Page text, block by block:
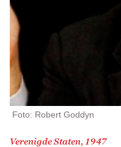
Foto: Robert Goddyn
Verenigde Staten, 1947